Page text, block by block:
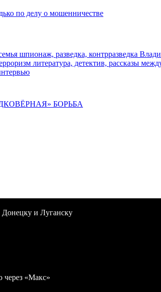
по делу о мошенничестве
шпионаж, разведка, контрразведка
литература, детектив, рассказы
БОРЬБА
и Луганску
через «Макс»